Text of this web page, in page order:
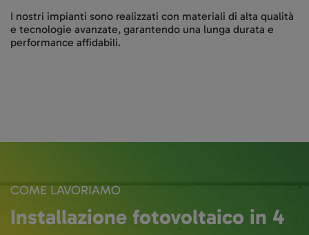
I nostri impianti sono realizzati con materiali di alta qualità
e tecnologie avanzate, garantendo una lunga durata e
performance affidabili.
COME LAVORIAMO
Installazione fotovoltaico in 4